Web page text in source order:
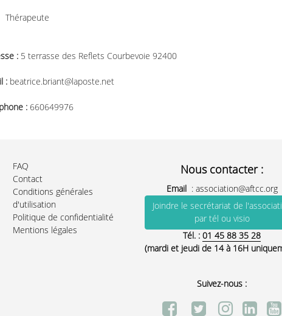
Thérapeute
: 5 terrasse des Reflets Courbevoie 92400
: beatrice.briant@laposte.net
: 660649976
FAQ
Contact
Conditions générales
d'utilisation
Politique de confidentialité
Mentions légales
Nous contacter :
Email : association@aftcc.org
Joindre le secrétariat de
par tél ou visio
Tél. : 01 45 88 35 28
(mardi et jeudi de 14 à 16H
Suivez-nous :